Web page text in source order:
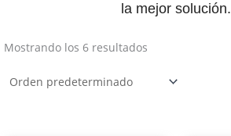
la mejor solución.
Mostrando los 6 resultados